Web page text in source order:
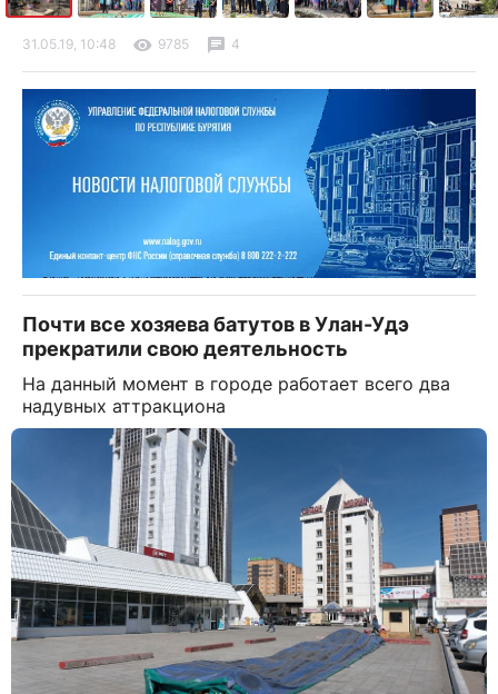
31.05.19, 10:48 9785 4
Почти все хозяева батутов в Улан-Удэ
прекратили свою деятельность
На данный момент в городе работает всего два
надувных аттракциона